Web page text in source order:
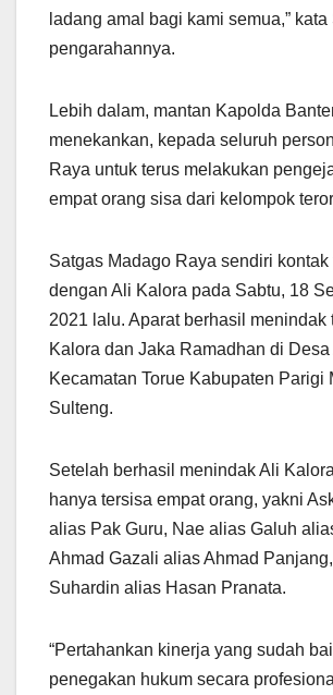
ladang amal bagi kami semua,”
pengarahannya.
Lebih dalam, mantan Kapolda
menekankan, kepada seluruh
Raya untuk terus melakukan
empat orang sisa dari kelompok
Satgas Madago Raya sendiri kontak
dengan Ali Kalora pada Sabtu, 18
2021 lalu. Aparat berhasil menindak
Kalora dan Jaka Ramadhan di Desa
Kecamatan Torue Kabupaten Parigi
Sulteng.
Setelah berhasil menindak Ali
hanya tersisa empat orang, yakni
alias Pak Guru, Nae alias Galuh
Ahmad Gazali alias Ahmad
Suhardin alias Hasan Pranata.
“Pertahankan kinerja yang sudah
penegakan hukum secara